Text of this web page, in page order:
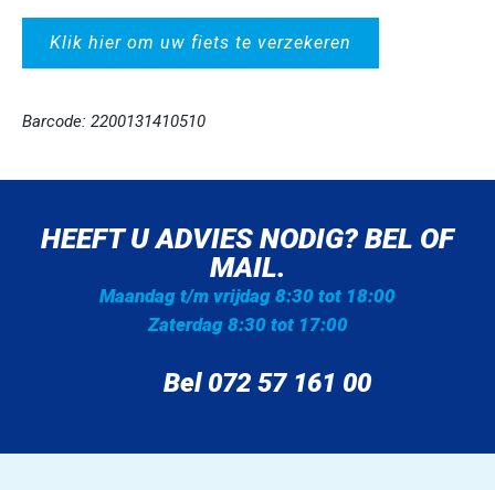
Klik hier om uw fiets te verzekeren
Barcode: 2200131410510
HEEFT U ADVIES NODIG? BEL OF
MAIL.
Maandag t/m vrijdag 8:30 tot 18:00
Zaterdag 8:30 tot 17:00
Bel 072 57 161 00